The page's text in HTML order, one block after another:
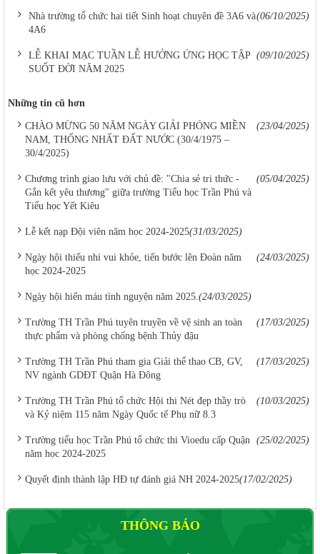
Nhà trường tổ chức hai tiết Sinh hoạt chuyên đề 3A6 và
4A6
(06/10/2025)
LỄ KHAI MẠC TUẦN LỄ HƯỞNG ỨNG HỌC TẬP
SUỐT ĐỜI NĂM 2025
(09/10/2025)
Những tin cũ hơn
CHÀO MỪNG 50 NĂM NGÀY GIẢI PHÓNG MIỀN
NAM, THỐNG NHẤT ĐẤT NƯỚC (30/4/1975 –
30/4/2025)
(23/04/2025)
Chương trình giao lưu với chủ đề: "Chia sẻ tri thức -
Gắn kết yêu thương" giữa trường Tiểu học Trần Phú và
Tiểu học Yết Kiêu
(05/04/2025)
Lễ kết nạp Đội viên năm học 2024-2025(31/03/2025)
Ngày hội thiếu nhi vui khỏe, tiến bước lên Đoàn năm
học 2024-2025
(24/03/2025)
Ngày hội hiến máu tình nguyện năm 2025.(24/03/2025)
Trường TH Trần Phú tuyên truyền về vệ sinh an toàn
thực phẩm và phòng chống bệnh Thủy đậu
(17/03/2025)
Trường TH Trần Phú tham gia Giải thể thao CB, GV,
NV ngành GDĐT Quận Hà Đông
(17/03/2025)
Trường TH Trần Phú tổ chức Hội thi Nét đẹp thầy trò
và Kỷ niệm 115 năm Ngày Quốc tế Phụ nữ 8.3
(10/03/2025)
Trường tiểu học Trần Phú tổ chức thi Vioedu cấp Quận
năm học 2024-2025
(25/02/2025)
Quyết định thành lập HĐ tự đánh giá NH 2024-2025(17/02/2025)
THÔNG BÁO